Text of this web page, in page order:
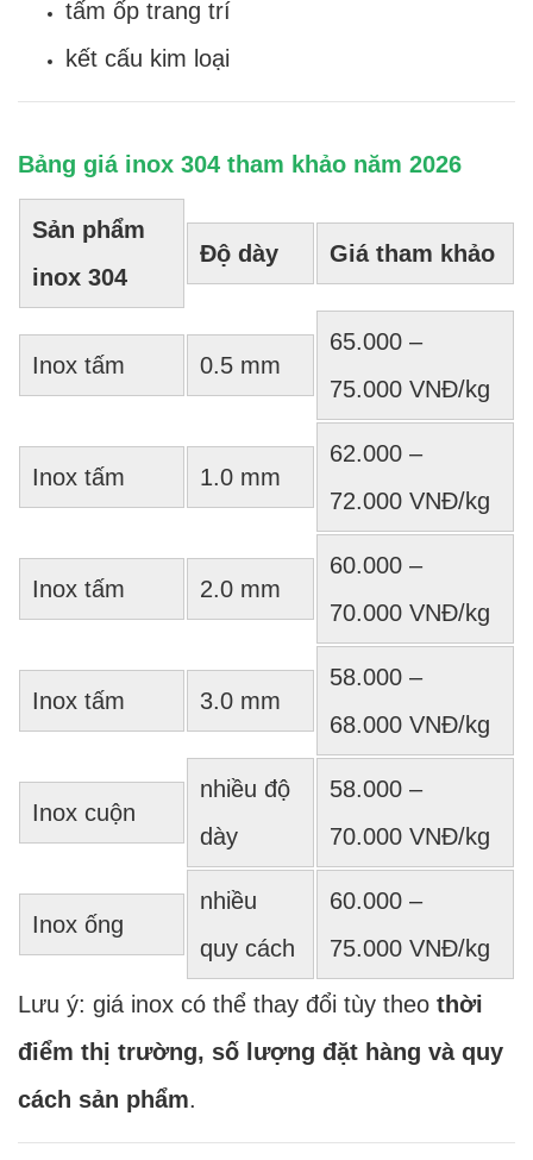
tấm ốp trang trí
kết cấu kim loại
Bảng giá inox 304 tham khảo năm 2026
Sản phẩm
inox 304
Độ dày Giá tham khảo
Inox tấm 0.5 mm
65.000 –
75.000 VNĐ/kg
Inox tấm 1.0 mm
62.000 –
72.000 VNĐ/kg
Inox tấm 2.0 mm
60.000 –
70.000 VNĐ/kg
Inox tấm 3.0 mm
58.000 –
68.000 VNĐ/kg
Inox cuộn
nhiều độ
dày
58.000 –
70.000 VNĐ/kg
Inox ống
nhiều
quy cách
60.000 –
75.000 VNĐ/kg
Lưu ý: giá inox có thể thay đổi tùy theo thời
điểm thị trường, số lượng đặt hàng và quy
cách sản phẩm.